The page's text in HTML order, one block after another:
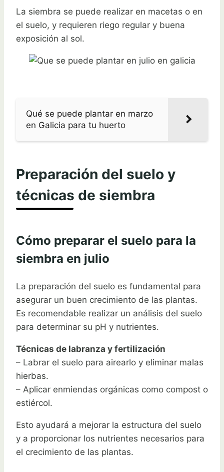
La siembra se puede realizar en macetas o en
el suelo, y requieren riego regular y buena
exposición al sol.
Qué se puede plantar en marzo
en Galicia para tu huerto
Preparación del suelo y
técnicas de siembra
Cómo preparar el suelo para la
siembra en julio
La preparación del suelo es fundamental para
asegurar un buen crecimiento de las plantas.
Es recomendable realizar un análisis del suelo
para determinar su pH y nutrientes.
Técnicas de labranza y fertilización
– Labrar el suelo para airearlo y eliminar malas
hierbas.
– Aplicar enmiendas orgánicas como compost o
estiércol.
Esto ayudará a mejorar la estructura del suelo
y a proporcionar los nutrientes necesarios para
el crecimiento de las plantas.